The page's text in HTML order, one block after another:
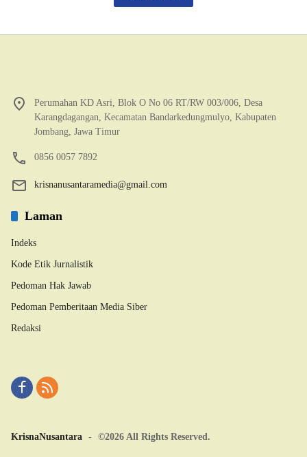
Perumahan KD Asri, Blok O No 06 RT/RW 003/006, Desa
Karangdagangan, Kecamatan Bandarkedungmulyo, Kabupaten
Jombang, Jawa Timur
0856 0057 7892
krisnanusantaramedia@gmail.com
Laman
Indeks
Kode Etik Jurnalistik
Pedoman Hak Jawab
Pedoman Pemberitaan Media Siber
Redaksi
KrisnaNusantara - ©2026 All Rights Reserved.